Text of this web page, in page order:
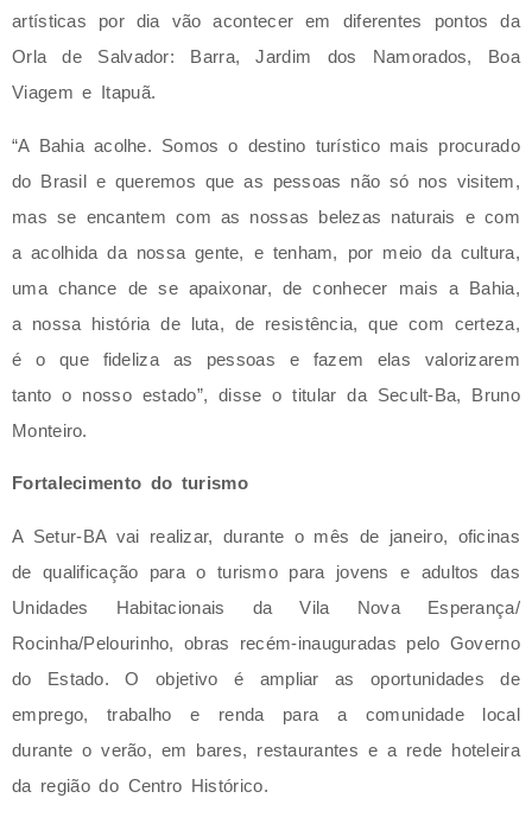
artísticas por dia vão acontecer em diferentes pontos da
Orla de Salvador: Barra, Jardim dos Namorados, Boa
Viagem e Itapuã.
“A Bahia acolhe. Somos o destino turístico mais procurado
do Brasil e queremos que as pessoas não só nos visitem,
mas se encantem com as nossas belezas naturais e com
a acolhida da nossa gente, e tenham, por meio da cultura,
uma chance de se apaixonar, de conhecer mais a Bahia,
a nossa história de luta, de resistência, que com certeza,
é o que fideliza as pessoas e fazem elas valorizarem
tanto o nosso estado”, disse o titular da Secult-Ba, Bruno
Monteiro.
Fortalecimento do turismo
A Setur-BA vai realizar, durante o mês de janeiro, oficinas
de qualificação para o turismo para jovens e adultos das
Unidades Habitacionais da Vila Nova Esperança/
Rocinha/Pelourinho, obras recém-inauguradas pelo Governo
do Estado. O objetivo é ampliar as oportunidades de
emprego, trabalho e renda para a comunidade local
durante o verão, em bares, restaurantes e a rede hoteleira
da região do Centro Histórico.